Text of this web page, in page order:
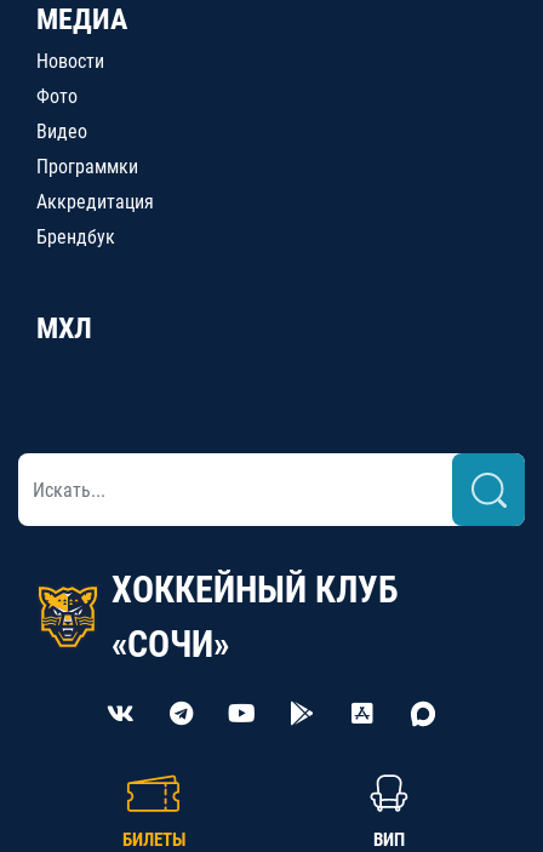
МЕДИА
Новости
Фото
Видео
Программки
Аккредитация
Брендбук
МХЛ
ХОККЕЙНЫЙ КЛУБ
«СОЧИ»
БИЛЕТЫ ВИП